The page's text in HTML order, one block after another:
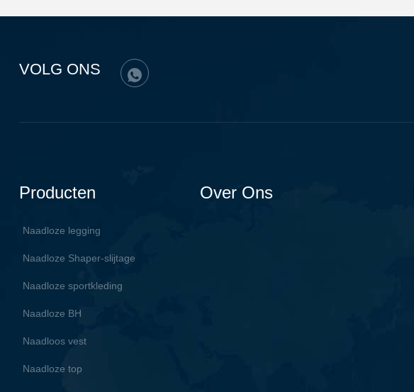
VOLG ONS
Producten
Naadloze legging
Naadloze Shaper-slijtage
Naadloze sportkleding
Naadloze BH
Naadloos vest
Naadloze top
Over Ons